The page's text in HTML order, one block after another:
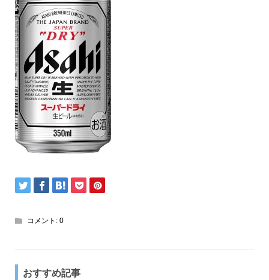
コメント: 0
おすすめ記事